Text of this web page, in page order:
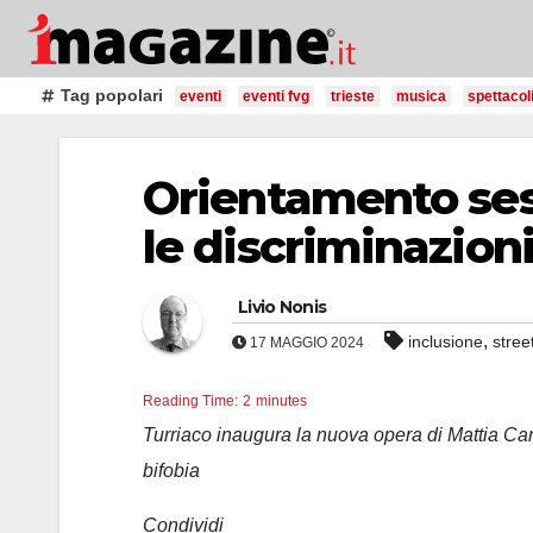
Salta
contenutoTag popolari eventi eventi fvg trieste musica spettacoli
Orientamento
le discriminazioni
Livio Nonis
17 MAGGIO 2024 inclusione,
Reading Time: 2 minutes
Turriaco inaugura la nuova opera di Mattia
bifobia
Condividi